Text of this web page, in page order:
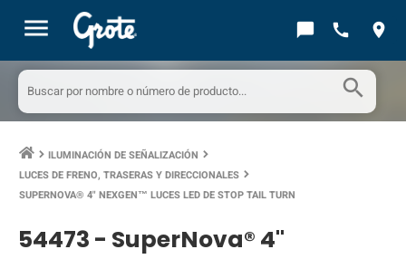
menu chat_bubble call location_on
search
keyboard_arrow_right ILUMINACIÓN DE SEÑALIZACIÓN keyboard_arrow_right
LUCES DE FRENO, TRASERAS Y DIRECCIONALES keyboard_arrow_right
SUPERNOVA® 4" NEXGEN™ LUCES LED DE STOP TAIL TURN
54473 - SuperNova® 4"